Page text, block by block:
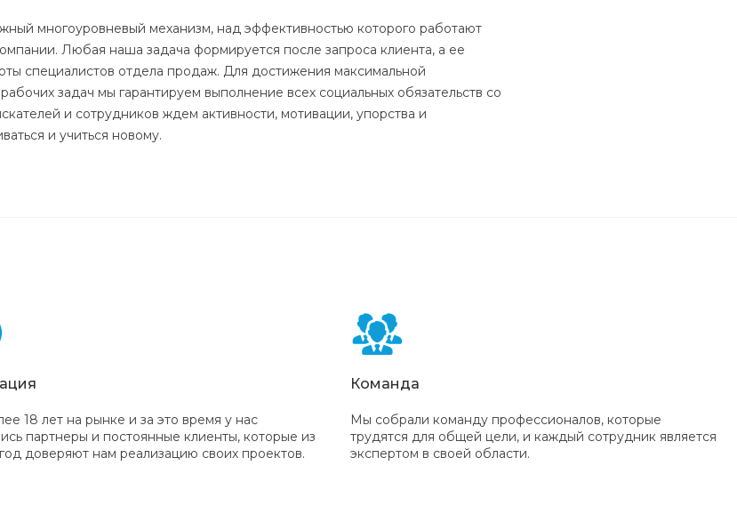
многоуровневый механизм, над эффективностью которого работают
Любая наша задача формируется после запроса клиента, а ее
специалистов отдела продаж. Для достижения максимальной
задач мы гарантируем выполнение всех социальных обязательств со
и сотрудников ждем активности, мотивации, упорства и
и учиться новому.
18 лет на рынке и за это время у нас
партнеры и постоянные клиенты, которые из
доверяют нам реализацию своих проектов.
Команда
Мы собрали команду профессионалов, которые
трудятся для общей цели, и каждый сотрудник является
экспертом в своей области.